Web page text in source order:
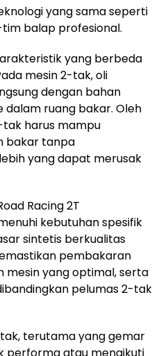
yang sama seperti
balap profesional.
yang berbeda
mesin 2-tak, oli
dengan bahan
dalam ruang bakar. Oleh
tak harus mampu
bakar tanpa
yang dapat merusak
Racing 2T
kebutuhan spesifik
sintetis berkualitas
pembakaran
mesin yang optimal, serta
pelumas 2-tak
terutama yang gemar